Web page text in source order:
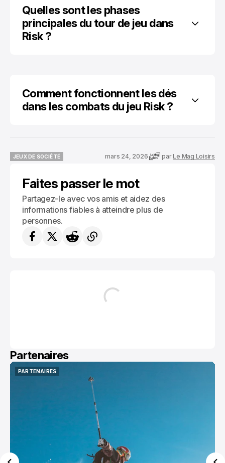
Quelles sont les phases
principales du tour de jeu dans
Risk ?
Comment fonctionnent les dés
dans les combats du jeu Risk ?
JEUX DE SOCIÉTÉ
mars 24, 2026 parLe Mag Loisirs
Faites passer le mot
Partagez-le avec vos amis et aidez des
informations fiables à atteindre plus de
personnes.
Partenaires
PARTENAIRES